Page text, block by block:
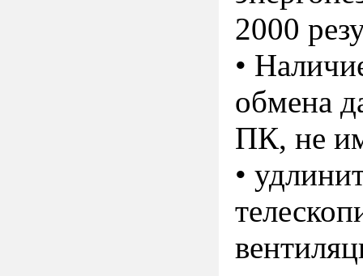
2000
•
обмена
ПК, не
•